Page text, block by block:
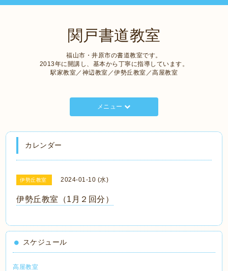
関戸書道教室
福山市・井原市の書道教室です。
2013年に開講し、基本から丁寧に指導しています。
駅家教室／神辺教室／伊勢丘教室／高屋教室
メニュー
カレンダー
伊勢丘教室 2024-01-10 (水)
伊勢丘教室（1月２回分）
スケジュール
高屋教室